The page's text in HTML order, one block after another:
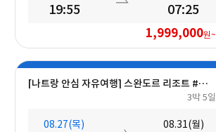
19:55 07:25
1,999,000원~
[나트랑 안심 자유여행] 스완도르 리조트 #올인크루시브+오션뷰+미니바 5일
3박 5일
08.27(목) 08.31(월)